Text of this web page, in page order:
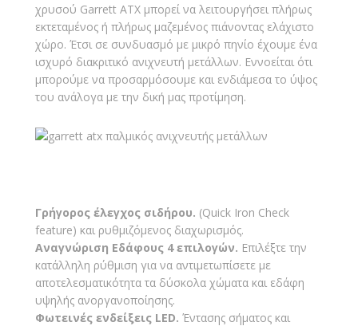
χρυσού Garrett ATX μπορεί να λειτουργήσει πλήρως
εκτεταμένος ή πλήρως μαζεμένος πιάνοντας ελάχιστο
χώρο. Έτσι σε συνδυασμό με μικρό πηνίο έχουμε ένα
ισχυρό διακριτικό ανιχνευτή μετάλλων. Εννοείται ότι
μπορούμε να προσαρμόσουμε και ενδιάμεσα το ύψος
του ανάλογα με την δική μας προτίμηση.
Γρήγορος έλεγχος σιδήρου. (Quick Iron Check
feature) και ρυθμιζόμενος διαχωρισμός.
Αναγνώριση Εδάφους 4 επιλογών. Επιλέξτε την
κατάλληλη ρύθμιση για να αντιμετωπίσετε με
αποτελεσματικότητα τα δύσκολα χώματα και εδάφη
υψηλής ανοργανοποίησης.
Φωτεινές ενδείξεις LED. Έντασης σήματος και